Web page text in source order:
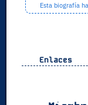
Esta biografía
Enlaces